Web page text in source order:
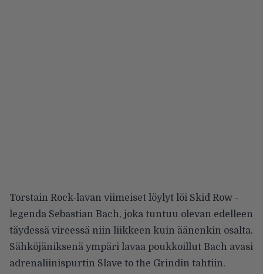
Torstain Rock-lavan viimeiset löylyt löi Skid Row -
legenda Sebastian Bach, joka tuntuu olevan edelleen
täydessä vireessä niin liikkeen kuin äänenkin osalta.
Sähköjäniksenä ympäri lavaa poukkoillut Bach avasi
adrenaliinispurtin Slave to the Grindin tahtiin.